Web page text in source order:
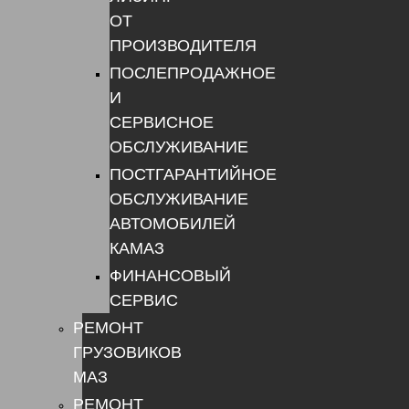
ОТ
ПРОИЗВОДИТЕЛЯ
ПОСЛЕПРОДАЖНОЕ
И
СЕРВИСНОЕ
ОБСЛУЖИВАНИЕ
ПОСТГАРАНТИЙНОЕ
ОБСЛУЖИВАНИЕ
АВТОМОБИЛЕЙ
КАМАЗ
ФИНАНСОВЫЙ
СЕРВИС
РЕМОНТ
ГРУЗОВИКОВ
МАЗ
РЕМОНТ